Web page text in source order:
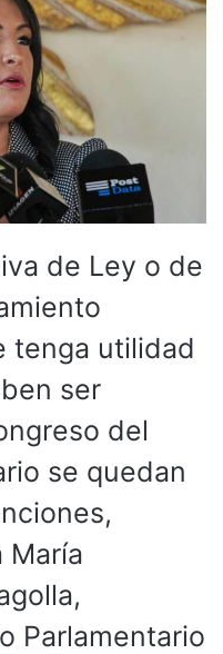
de Ley o de
tenga utilidad
ser
del
se quedan
María
Parlamentario